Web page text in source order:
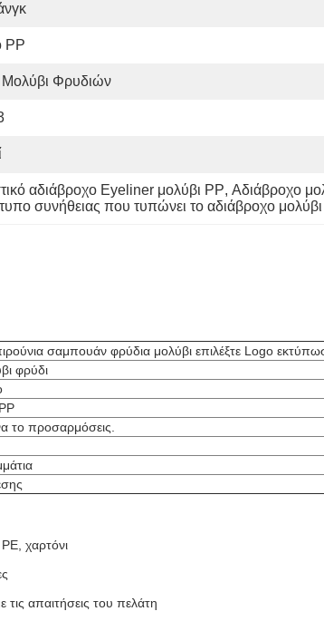
PP
Φρυδιών
αδιάβροχο Eyeliner μολύβι PP, Αδιάβροχο
συνήθειας που τυπώνει το αδιάβροχο
σαμπουάν φρύδια μολύβι επιλέξτε Logo
φρύδι
το προσαρμόσεις.
χαρτόνι
απαιτήσεις του πελάτη